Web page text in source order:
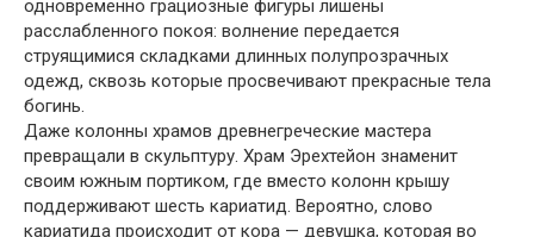
одновременно грациозные фигуры лишены
расслабленного покоя: волнение передается
струящимися складками длинных полупрозрачных
одежд, сквозь которые просвечивают прекрасные тела
богинь.
Даже колонны храмов древнегреческие мастера
превращали в скульптуру. Храм Эрехтейон знаменит
своим южным портиком, где вместо колонн крышу
поддерживают шесть кариатид. Вероятно, слово
кариатида происходит от кора — девушка, которая во